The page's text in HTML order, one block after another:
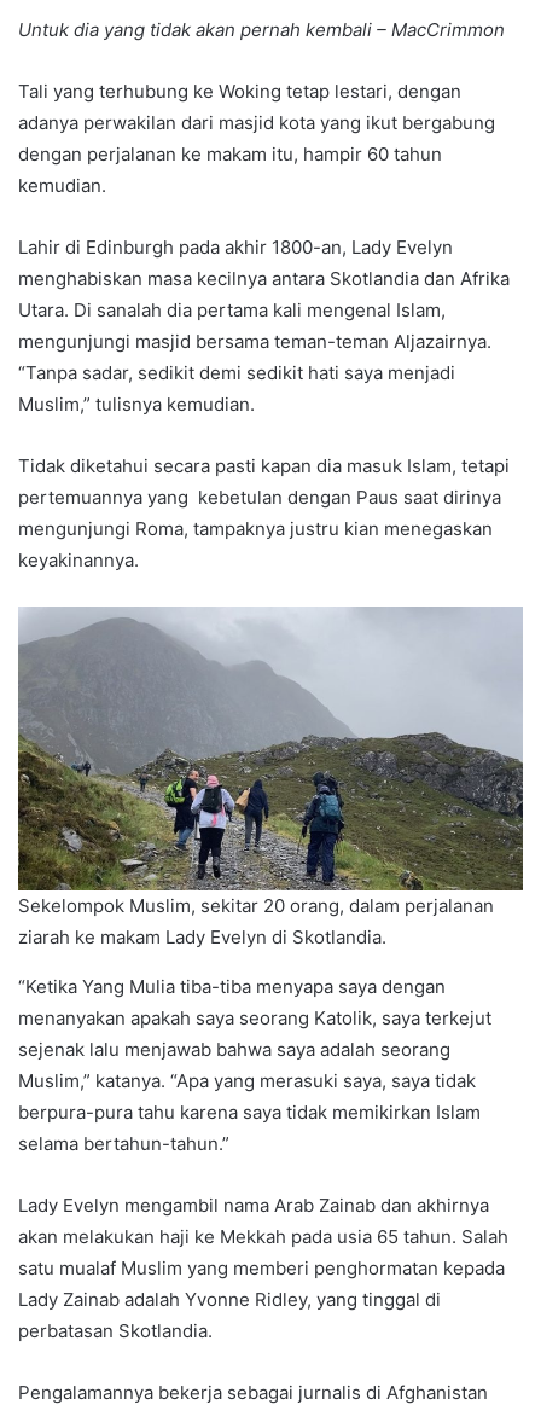
Untuk dia yang tidak akan pernah kembali – MacCrimmon
Tali yang terhubung ke Woking tetap lestari, dengan
adanya perwakilan dari masjid kota yang ikut bergabung
dengan perjalanan ke makam itu, hampir 60 tahun
kemudian.
Lahir di Edinburgh pada akhir 1800-an, Lady Evelyn
menghabiskan masa kecilnya antara Skotlandia dan Afrika
Utara. Di sanalah dia pertama kali mengenal Islam,
mengunjungi masjid bersama teman-teman Aljazairnya.
“Tanpa sadar, sedikit demi sedikit hati saya menjadi
Muslim,” tulisnya kemudian.
Tidak diketahui secara pasti kapan dia masuk Islam, tetapi
pertemuannya yang kebetulan dengan Paus saat dirinya
mengunjungi Roma, tampaknya justru kian menegaskan
keyakinannya.
Sekelompok Muslim, sekitar 20 orang, dalam perjalanan
ziarah ke makam Lady Evelyn di Skotlandia.
“Ketika Yang Mulia tiba-tiba menyapa saya dengan
menanyakan apakah saya seorang Katolik, saya terkejut
sejenak lalu menjawab bahwa saya adalah seorang
Muslim,” katanya. “Apa yang merasuki saya, saya tidak
berpura-pura tahu karena saya tidak memikirkan Islam
selama bertahun-tahun.”
Lady Evelyn mengambil nama Arab Zainab dan akhirnya
akan melakukan haji ke Mekkah pada usia 65 tahun. Salah
satu mualaf Muslim yang memberi penghormatan kepada
Lady Zainab adalah Yvonne Ridley, yang tinggal di
perbatasan Skotlandia.
Pengalamannya bekerja sebagai jurnalis di Afghanistan